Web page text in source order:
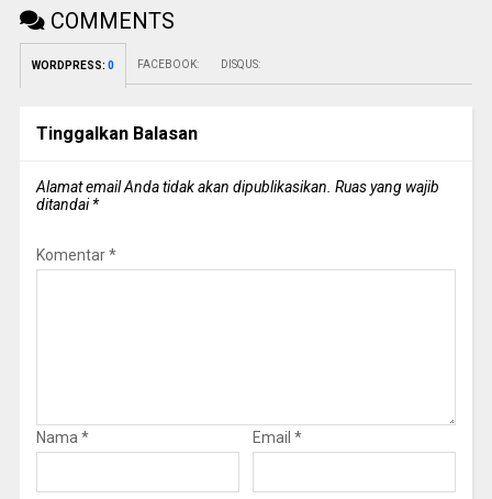
COMMENTS
WORDPRESS: 0 FACEBOOK: DISQUS:
Tinggalkan Balasan
Alamat email Anda tidak akan dipublikasikan. Ruas yang wajib
ditandai*
Komentar*
Nama* Email *